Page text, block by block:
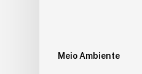
Meio Ambiente